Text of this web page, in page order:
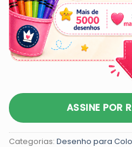
ASSINE
Categorias: Desenho para